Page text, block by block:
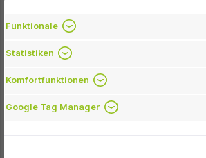
Funktionale
Statistiken
Komfortfunktionen
Google Tag Manager